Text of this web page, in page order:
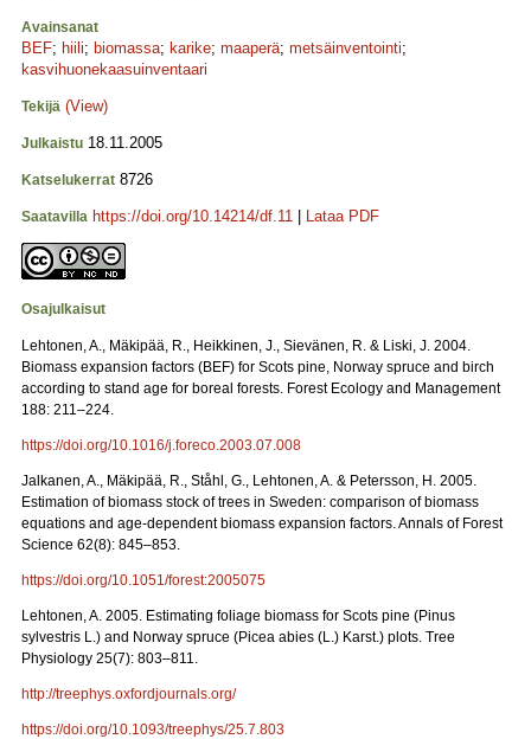
Avainsanat
BEF; hiili; biomassa; karike; maaperä; metsäinventointi;
kasvihuonekaasuinventaari
Tekijä (View)
Julkaistu 18.11.2005
Katselukerrat 8726
Saatavilla https://doi.org/10.14214/df.11 Lataa PDF
Osajulkaisut
Lehtonen, A., Mäkipää, R., Heikkinen, J., Sievänen, R. & Liski, J. 2004.
Biomass expansion factors (BEF) for Scots pine, Norway spruce and birch
according to stand age for boreal forests. Forest Ecology and Management
188: 211–224.
https://doi.org/10.1016/j.foreco.2003.07.008
Jalkanen, A., Mäkipää, R., Ståhl, G., Lehtonen, A. & Petersson, H. 2005.
Estimation of biomass stock of trees in Sweden: comparison of biomass
equations and age-dependent biomass expansion factors. Annals of Forest
Science 62(8): 845–853.
https://doi.org/10.1051/forest:2005075
Lehtonen, A. 2005. Estimating foliage biomass for Scots pine (Pinus
sylvestris L.) and Norway spruce (Picea abies (L.) Karst.) plots. Tree
Physiology 25(7): 803–811.
http://treephys.oxfordjournals.org/
https://doi.org/10.1093/treephys/25.7.803